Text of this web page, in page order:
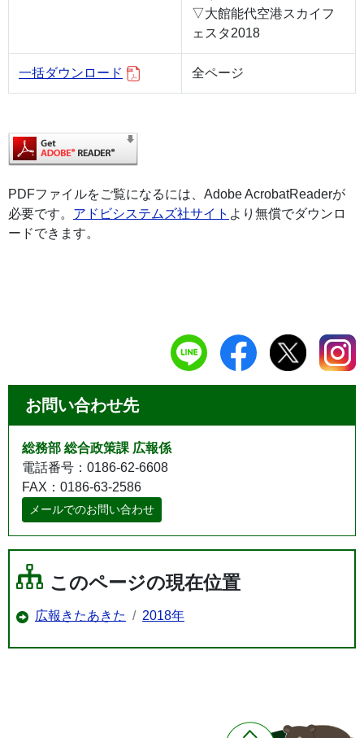
▽大館能代空港スカイフ
ェスタ2018
一括ダウンロード 全ページ
PDFファイルをご覧になるには、Adobe AcrobatReaderが
必要です。 アドビシステムズ社サイト より無償でダウンロ
ードできます。
お問い合わせ先
総務部 総合政策課 広報係
電話番号：0186-62-6608
FAX：0186-63-2586
メールでのお問い合わせ
このページの現在位置
広報きたあきた 2018年